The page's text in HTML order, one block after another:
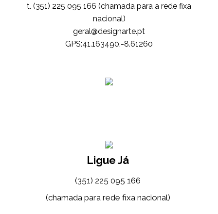
t. (351) 225 095 166 (chamada para a rede fixa
nacional)
tp.etrangised@lareg
GPS:41.163490,-8.61260
Ligue Já
(351) 225 095 166
(chamada para rede fixa nacional)